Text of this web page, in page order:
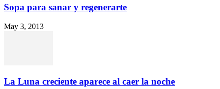
Sopa para sanar y regenerarte
May 3, 2013
La Luna creciente aparece al caer la noche